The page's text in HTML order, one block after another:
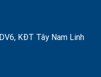
KĐT Tây Nam Linh